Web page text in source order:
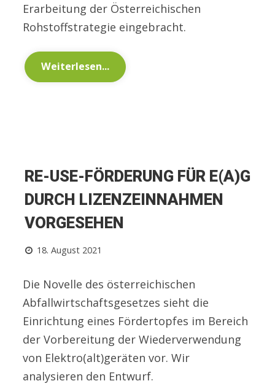
Erarbeitung der Österreichischen
Rohstoffstrategie eingebracht.
Weiterlesen...
RE-USE-FÖRDERUNG FÜR E(A)G
DURCH LIZENZEINNAHMEN
VORGESEHEN
18. August 2021
Die Novelle des österreichischen
Abfallwirtschaftsgesetzes sieht die
Einrichtung eines Fördertopfes im Bereich
der Vorbereitung der Wiederverwendung
von Elektro(alt)geräten vor. Wir
analysieren den Entwurf.